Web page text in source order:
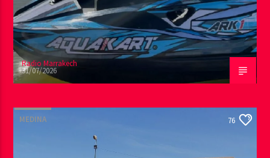
Radio Marrakech
31/07/2026
MEDINA 76